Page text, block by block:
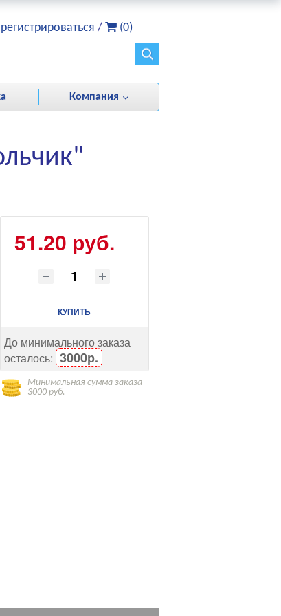
/ (0)
Компания
51.20 руб.
КУПИТЬ
До минимального заказа
осталось: 3000р.
Минимальная сумма заказа
3000 руб.